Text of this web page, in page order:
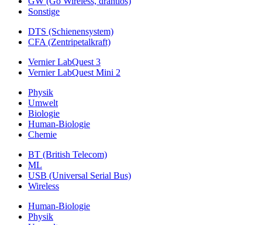
Sonstige
DTS (Schienensystem)
CFA (Zentripetalkraft)
Vernier LabQuest 3
Vernier LabQuest Mini 2
Physik
Umwelt
Biologie
Human-Biologie
Chemie
BT (British Telecom)
ML
USB (Universal Serial Bus)
Wireless
Human-Biologie
Physik